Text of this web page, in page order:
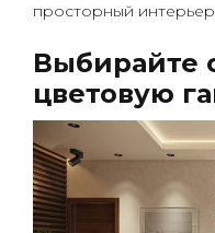
просторный
Выбирайте
цветовую